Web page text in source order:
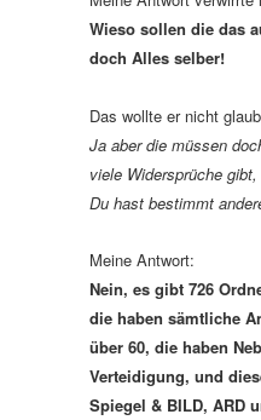
Wieso sollen die das
doch Alles selber!
Das wollte er nicht
Ja aber die müssen
viele Widersprüche gibt,
Du hast bestimmt
Meine Antwort:
Nein, es gibt 726
die haben sämtliche
über 60, die haben
Verteidigung, und
Spiegel & BILD, ARD